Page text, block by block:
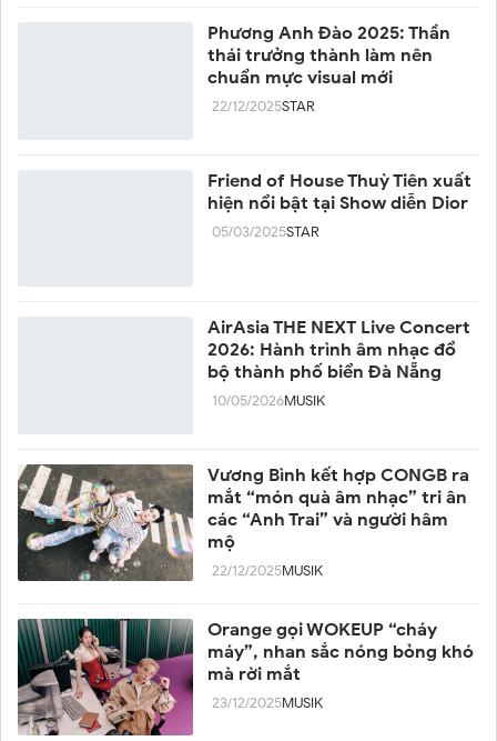
Phương Anh Đào 2025: Thần
thái trưởng thành làm nên
chuẩn mực visual mới
22/12/2025STAR
Friend of House Thuỳ Tiên xuất
hiện nổi bật tại Show diễn Dior
05/03/2025STAR
AirAsia THE NEXT Live Concert
2026: Hành trình âm nhạc đổ
bộ thành phố biển Đà Nẵng
10/05/2026MUSIK
Vương Bình kết hợp CONGB ra
mắt “món quà âm nhạc” tri ân
các “Anh Trai” và người hâm
mộ
22/12/2025MUSIK
Orange gọi WOKEUP “cháy
máy”, nhan sắc nóng bỏng khó
mà rời mắt
23/12/2025MUSIK